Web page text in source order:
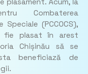
Combaterea
(PCCOCS),
fie plasat în arest
Chișinău să se
beneficiază de